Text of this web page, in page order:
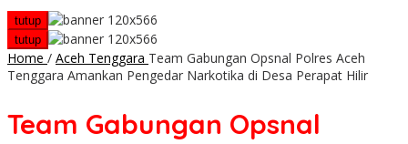
tutup
tutup
Home / Aceh Tenggara Team Gabungan Opsnal Polres Aceh
Tenggara Amankan Pengedar Narkotika di Desa Perapat Hilir
Team Gabungan Opsnal